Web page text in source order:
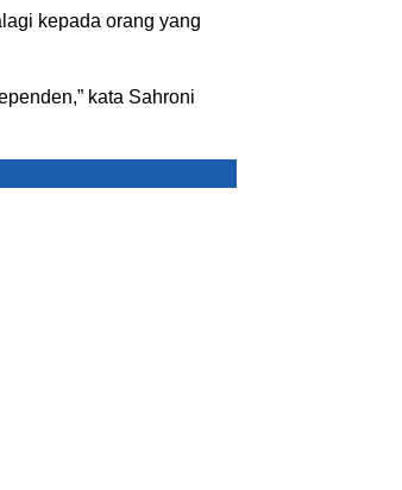
kepada orang yang
kata Sahroni